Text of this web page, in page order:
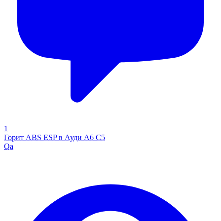
1
Горит ABS ESP в Ауди А6 С5
Qa